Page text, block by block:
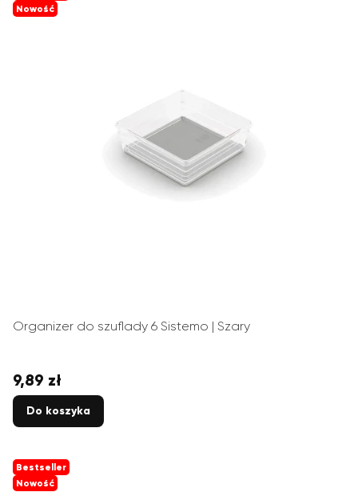
Nowość
Organizer do szuflady 6 Sistemo | Szary
Cena
9,89 zł
Do koszyka
Bestseller
Nowość